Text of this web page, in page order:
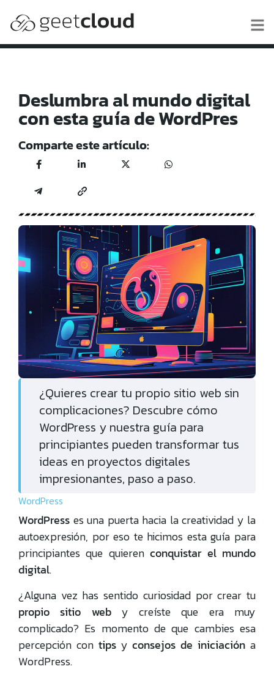
Deslumbra al mundo digital
con esta guía de WordPres
Comparte este artículo:
¿Quieres crear tu propio sitio web sin
complicaciones? Descubre cómo
WordPress y nuestra guía para
principiantes pueden transformar tus
ideas en proyectos digitales
impresionantes, paso a paso.
WordPress
WordPress es una puerta hacia la creatividad y la
autoexpresión, por eso te hicimos esta guía para
principiantes que quierenconquistar el mundo
digital.
¿Alguna vez has sentido curiosidad por crear tu
propio sitio weby creíste que era muy
complicado? Es momento de que cambies esa
percepción con tips yconsejos de iniciación a
WordPress.